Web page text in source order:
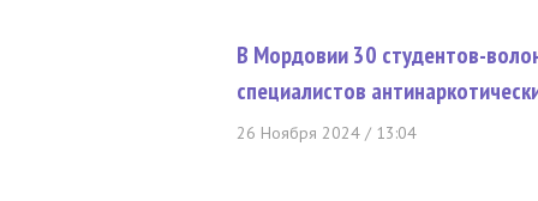
В Мордовии 30 студентов-
специалистов
26 Ноября 2024 / 13:04